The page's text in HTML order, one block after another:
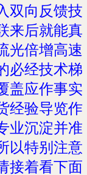
双向反馈技
来后就能真
光倍增高速
必经技术梯
盖应作事实
经验导览作
业沉淀并准
以特别注意
接着看下面